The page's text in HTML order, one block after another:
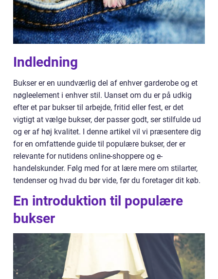
Indledning
Bukser er en uundværlig del af enhver garderobe og et
nøgleelement i enhver stil. Uanset om du er på udkig
efter et par bukser til arbejde, fritid eller fest, er det
vigtigt at vælge bukser, der passer godt, ser stilfulde ud
og er af høj kvalitet. I denne artikel vil vi præsentere dig
for en omfattende guide til populære bukser, der er
relevante for nutidens online-shoppere og e-
handelskunder. Følg med for at lære mere om stilarter,
tendenser og hvad du bør vide, før du foretager dit køb.
En introduktion til populære
bukser